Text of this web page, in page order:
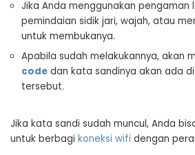
Jika Anda menggunakan pengaman
pemindaian sidik jari, wajah, atau
untuk membukanya.
Apabila sudah melakukannya, akan
code dan kata sandinya akan ada
tersebut.
Jika kata sandi sudah muncul, Anda
untuk berbagi koneksi wifi dengan